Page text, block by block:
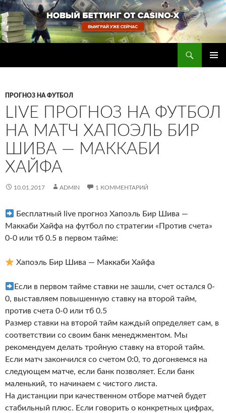
Перейти
к
содержимому
ПРОГНОЗ НА ФУТБОЛ
LIVE ПРОГНОЗ НА ФУТБОЛ
НА МАТЧ ХАПОЭЛЬ БИР
ШИВА — МАККАБИ
ХАЙФА
10.01.2017 ADMIN 1 КОММЕНТАРИЙ
Бесплатный live прогноз Хапоэль Бир Шива —
Маккаби Хайфа на футбол по стратегии «Против счета»
0-0 или тб 0.5 в первом тайме:
Хапоэль Бир Шива — Маккаби Хайфа
Если в первом тайме ставки не зашли, счет остался 0-
0, выставляем повышенную ставку на второй тайм,
против счета 0-0 или тб 0.5
Размер ставки на второй тайм каждый определяет сам, в
соответствии со своим банк менеджментом. Мы
рекомендуем делать тройную ставку на второй тайм.
Если матч закончился со счетом 0:0, то догоняемся на
следующем матче, если банк позволяет. Если банк
маленький, то начинаем с чистого листа.
На дистанции при качественном отборе матчей будет
стабильный плюс. Если говорить о конкретных цифрах,